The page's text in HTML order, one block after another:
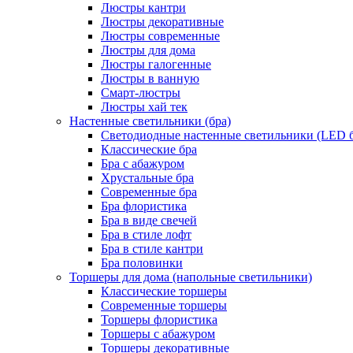
Люстры кантри
Люстры декоративные
Люстры современные
Люстры для дома
Люстры галогенные
Люстры в ванную
Смарт-люстры
Люстры хай тек
Настенные светильники (бра)
Светодиодные настенные светильники (LED
Классические бра
Бра с абажуром
Хрустальные бра
Современные бра
Бра флористика
Бра в виде свечей
Бра в стиле лофт
Бра в стиле кантри
Бра половинки
Торшеры для дома (напольные светильники)
Классические торшеры
Современные торшеры
Торшеры флористика
Торшеры с абажуром
Торшеры декоративные